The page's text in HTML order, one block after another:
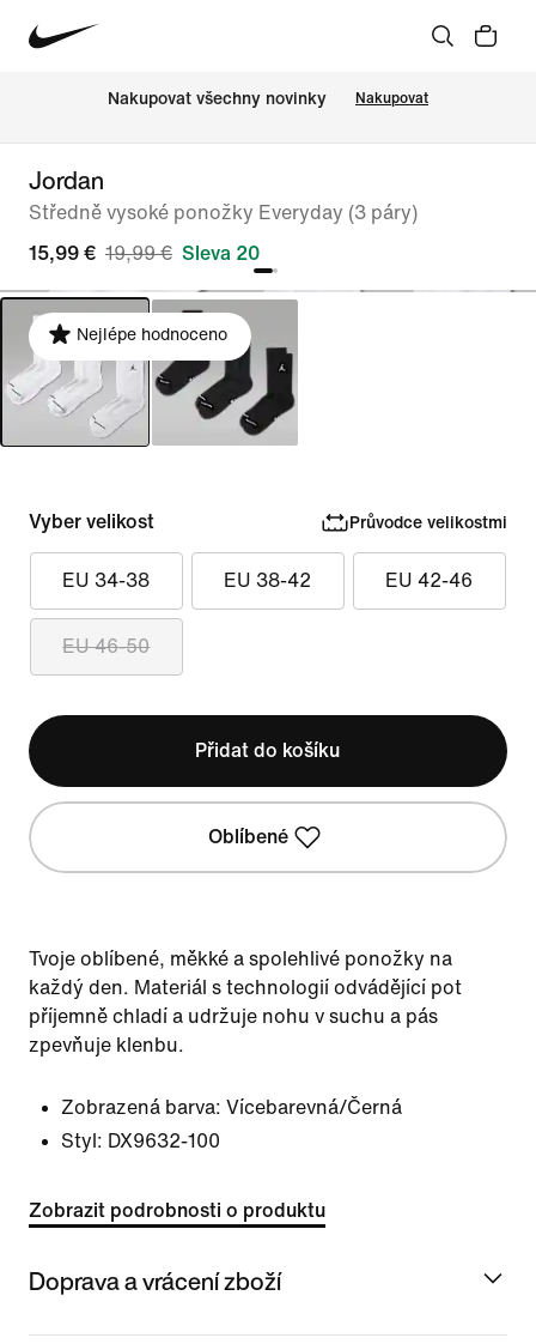
Nakupovat všechny novinky Nakupovat
Jordan
Středně vysoké ponožky Everyday (3 páry)
15,99 € 19,99 € Sleva 20
Nejlépe hodnoceno
Vyber velikost Průvodce velikostmi
EU 34-38 EU 38-42 EU 42-46
EU 46-50
Přidat do košíku
Oblíbené
Tvoje oblíbené, měkké a spolehlivé ponožky na
každý den. Materiál s technologií odvádějící pot
příjemně chladí a udržuje nohu v suchu a pás
zpevňuje klenbu.
Zobrazená barva: Vícebarevná/Černá
Styl: DX9632-100
Zobrazit podrobnosti o produktu
Doprava a vrácení zboží